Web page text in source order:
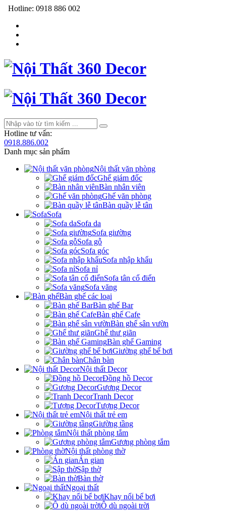
Hotline: 0918 886 002
Hotline tư vấn:
0918.886.002
Danh mục sản phẩm
Nội thất văn phòng
Ghế giám đốc
Bàn nhân viên
Ghế văn phòng
Bàn quầy lễ tân
Sofa
Sofa da
Sofa giường
Sofa gỗ
Sofa góc
Sofa nhập khẩu
Sofa nỉ
Sofa tân cổ điển
Sofa văng
Bàn ghế các loại
Bàn ghế Bar
Bàn ghế Cafe
Bàn ghế sân vườn
Ghế thư giãn
Bàn ghế Gaming
Giường ghế bể bơi
Chân bàn
Nội thất Decor
Đồng hồ Decor
Gương Decor
Tranh Decor
Tượng Decor
Nội thất trẻ em
Giường tầng
Nội thất phòng tắm
Gương phòng tắm
Nội thất phòng thờ
Án gian
Sập thờ
Bàn thờ
Ngoại thất
Khay nổi bể bơi
Ô dù ngoài trời